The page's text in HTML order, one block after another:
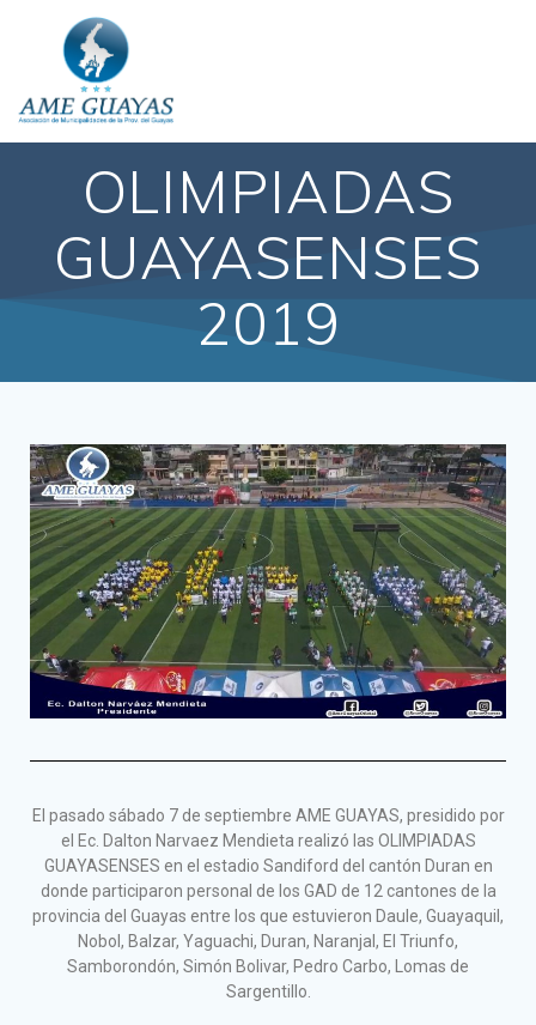
OLIMPIADAS
GUAYASENSES
2019
El pasado sábado 7 de septiembre AME GUAYAS, presidido por
el Ec. Dalton Narvaez Mendieta realizó las OLIMPIADAS
GUAYASENSES en el estadio Sandiford del cantón Duran en
donde participaron personal de los GAD de 12 cantones de la
provincia del Guayas entre los que estuvieron Daule, Guayaquil,
Nobol, Balzar, Yaguachi, Duran, Naranjal, El Triunfo,
Samborondón, Simón Bolivar, Pedro Carbo, Lomas de
Sargentillo.